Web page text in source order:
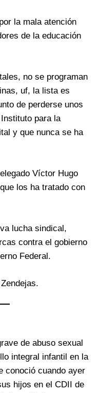
la mala atención
de la educación
no se programan
uf, la lista es
de perderse unos
para la
y que nunca se ha
Víctor Hugo
los ha tratado con
lucha sindical,
contra el gobierno
Federal.
de abuso sexual
integral infantil en la
conoció cuando ayer
hijos en el CDII de